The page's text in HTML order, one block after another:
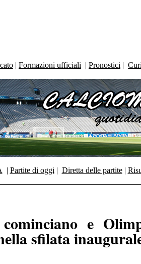
| Formazioni ufficiali | Pronostici |
| Partite di oggi | Diretta delle partite|
e
sfilata